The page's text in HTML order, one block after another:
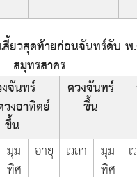
สี้ยวสุดท้ายก่อนจันทร์ดับ
สมุทรสาคร
จันทร์
งอาทิตย์
ขึ้น
ดวงจันทร์
ขึ้น
มุม
ทิศ
อายุ เวลา มุม
ทิศ